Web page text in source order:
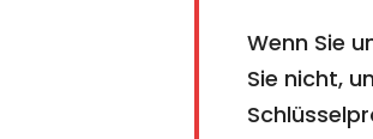
Wenn Sie
Sie nicht,